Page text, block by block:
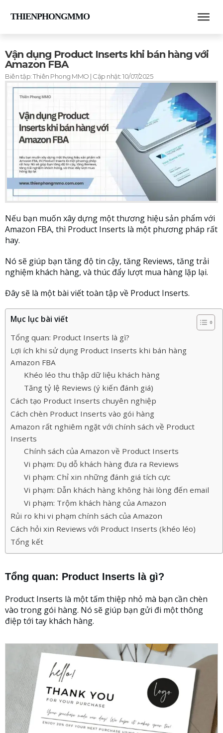
THIENPHONGMMO
Vận dụng Product Inserts khi bán hàng với
Amazon FBA
Biên tập:Thiên Phong MMO | Cập nhật:10/07/2025
Nếu bạn muốn xây dựng một thương hiệu sản phẩm với
Amazon FBA, thì Product Inserts là một phương pháp rất
hay.
Nó sẽ giúp bạn tăng độ tin cậy, tăng Reviews, tăng trải
nghiệm khách hàng, và thúc đẩy lượt mua hàng lặp lại.
Đây sẽ là một bài viết toàn tập về Product Inserts.
Mục lục bài viết
Tổng quan: Product Inserts là gì?
Lợi ích khi sử dụng Product Inserts khi bán hàng
Amazon FBA
Khéo léo thu thập dữ liệu khách hàng
Tăng tỷ lệ Reviews (ý kiến đánh giá)
Cách tạo Product Inserts chuyên nghiệp
Cách chèn Product Inserts vào gói hàng
Amazon rất nghiêm ngặt với chính sách về Product
Inserts
Chính sách của Amazon về Product Inserts
Vi phạm: Dụ dỗ khách hàng đưa ra Reviews
Vi phạm: Chỉ xin những đánh giá tích cực
Vi phạm: Dẫn khách hàng không hài lòng đến email
Vi phạm: Trộm khách hàng của Amazon
Rủi ro khi vi phạm chính sách của Amazon
Cách hỏi xin Reviews với Product Inserts (khéo léo)
Tổng kết
Tổng quan: Product Inserts là gì?
Product Inserts là một tấm thiệp nhỏ mà bạn cần chèn
vào trong gói hàng. Nó sẽ giúp bạn gửi đi một thông
điệp tới tay khách hàng.